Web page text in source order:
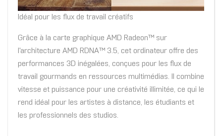
Idéal pour les flux de travail créatifs
Grâce à la carte graphique AMD Radeon™ sur
l'architecture AMD RDNA™ 3.5, cet ordinateur offre des
performances 3D inégalées, conçues pour les flux de
travail gourmands en ressources multimédias. Il combine
vitesse et puissance pour une créativité illimitée, ce qui le
rend idéal pour les artistes à distance, les étudiants et
les professionnels des studios.